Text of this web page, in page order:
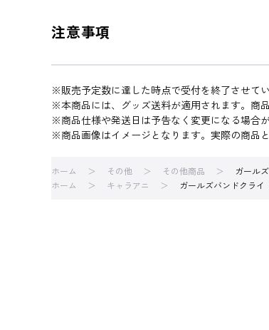
注意事項
※販売予定数に達した時点で受付を終了させて
※本商品には、グッズ送料が適用されます。商
※商品仕様や発送日は予告なく変更になる場合
※商品画像はイメージとなります。実際の商品
ホーム その他 その他商品
ガール
ホーム
キャラアニ ガールズバンドクライ